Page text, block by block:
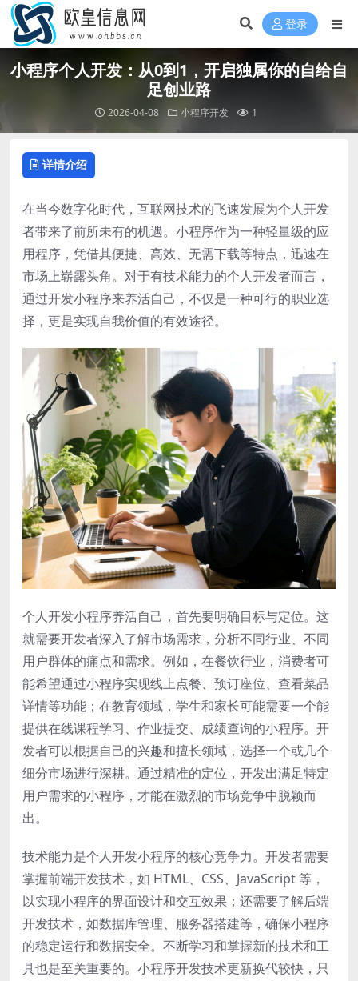
登录
小程序个人开发：从0到1，开启独属你的自给自
足创业路
2026-04-08 小程序开发 1
详情介绍
在当今数字化时代，互联网技术的飞速发展为个人开发
者带来了前所未有的机遇。小程序作为一种轻量级的应
用程序，凭借其便捷、高效、无需下载等特点，迅速在
市场上崭露头角。对于有技术能力的个人开发者而言，
通过开发小程序来养活自己，不仅是一种可行的职业选
择，更是实现自我价值的有效途径。
个人开发小程序养活自己，首先要明确目标与定位。这
就需要开发者深入了解市场需求，分析不同行业、不同
用户群体的痛点和需求。例如，在餐饮行业，消费者可
能希望通过小程序实现线上点餐、预订座位、查看菜品
详情等功能；在教育领域，学生和家长可能需要一个能
提供在线课程学习、作业提交、成绩查询的小程序。开
发者可以根据自己的兴趣和擅长领域，选择一个或几个
细分市场进行深耕。通过精准的定位，开发出满足特定
用户需求的小程序，才能在激烈的市场竞争中脱颖而
出。
技术能力是个人开发小程序的核心竞争力。开发者需要
掌握前端开发技术，如 HTML、CSS、JavaScript 等，
以实现小程序的界面设计和交互效果；还需要了解后端
开发技术，如数据库管理、服务器搭建等，确保小程序
的稳定运行和数据安全。不断学习和掌握新的技术和工
具也是至关重要的。小程序开发技术更新换代较快，只